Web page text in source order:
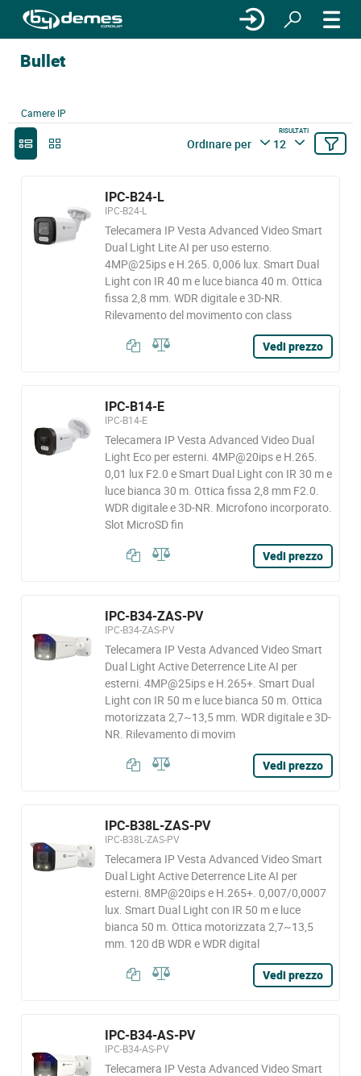
Bullet
Camere IP
Ordinare per
RISULTATI
12
IPC-B24-L
IPC-B24-L
Telecamera IP Vesta Advanced Video Smart
Dual Light Lite AI per uso esterno.
4MP@25ips e H.265. 0,006 lux. Smart Dual
Light con IR 40 m e luce bianca 40 m. Ottica
fissa 2,8 mm. WDR digitale e 3D-NR.
Rilevamento del movimento con class
Vedi prezzo
IPC-B14-E
IPC-B14-E
Telecamera IP Vesta Advanced Video Dual
Light Eco per esterni. 4MP@20ips e H.265.
0,01 lux F2.0 e Smart Dual Light con IR 30 m e
luce bianca 30 m. Ottica fissa 2,8 mm F2.0.
WDR digitale e 3D-NR. Microfono incorporato.
Slot MicroSD fin
Vedi prezzo
IPC-B34-ZAS-PV
IPC-B34-ZAS-PV
Telecamera IP Vesta Advanced Video Smart
Dual Light Active Deterrence Lite AI per
esterni. 4MP@25ips e H.265+. Smart Dual
Light con IR 50 m e luce bianca 50 m. Ottica
motorizzata 2,7~13,5 mm. WDR digitale e 3D-
NR. Rilevamento di movim
Vedi prezzo
IPC-B38L-ZAS-PV
IPC-B38L-ZAS-PV
Telecamera IP Vesta Advanced Video Smart
Dual Light Active Deterrence Lite AI per
esterni. 8MP@20ips e H.265+. 0,007/0,0007
lux. Smart Dual Light con IR 50 m e luce
bianca 50 m. Ottica motorizzata 2,7~13,5
mm. 120 dB WDR e WDR digital
Vedi prezzo
IPC-B34-AS-PV
IPC-B34-AS-PV
Telecamera IP Vesta Advanced Video Smart